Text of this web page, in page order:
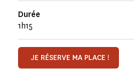
Durée
1h15
JE RÉSERVE MA PLACE !